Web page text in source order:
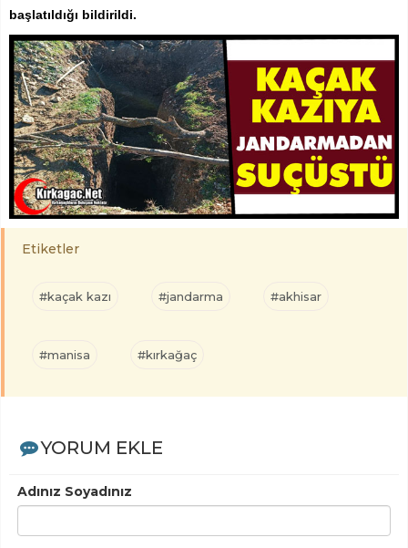
başlatıldığı bildirildi.
Etiketler
#kaçak kazı #jandarma #akhisar
#manisa #kırkağaç
YORUM EKLE
Adınız Soyadınız